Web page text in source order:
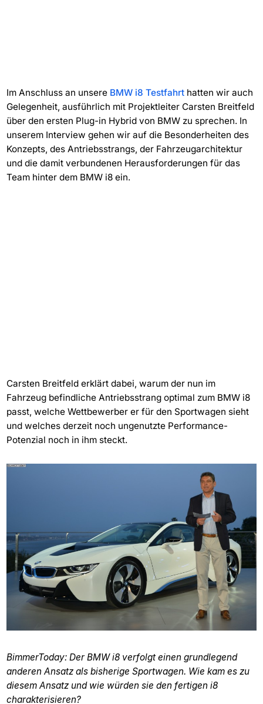
Im Anschluss an unsere BMW i8 Testfahrthatten wir auch
Gelegenheit, ausführlich mit Projektleiter Carsten Breitfeld
über den ersten Plug-in Hybrid von BMW zu sprechen. In
unserem Interview gehen wir auf die Besonderheiten des
Konzepts, des Antriebsstrangs, der Fahrzeugarchitektur
und die damit verbundenen Herausforderungen für das
Team hinter dem BMW i8 ein.
Carsten Breitfeld erklärt dabei, warum der nun im
Fahrzeug befindliche Antriebsstrang optimal zum BMW i8
passt, welche Wettbewerber er für den Sportwagen sieht
und welches derzeit noch ungenutzte Performance-
Potenzial noch in ihm steckt.
BimmerToday: Der BMW i8 verfolgt einen grundlegend
anderen Ansatz als bisherige Sportwagen. Wie kam es zu
diesem Ansatz und wie würden sie den fertigen i8
charakterisieren?